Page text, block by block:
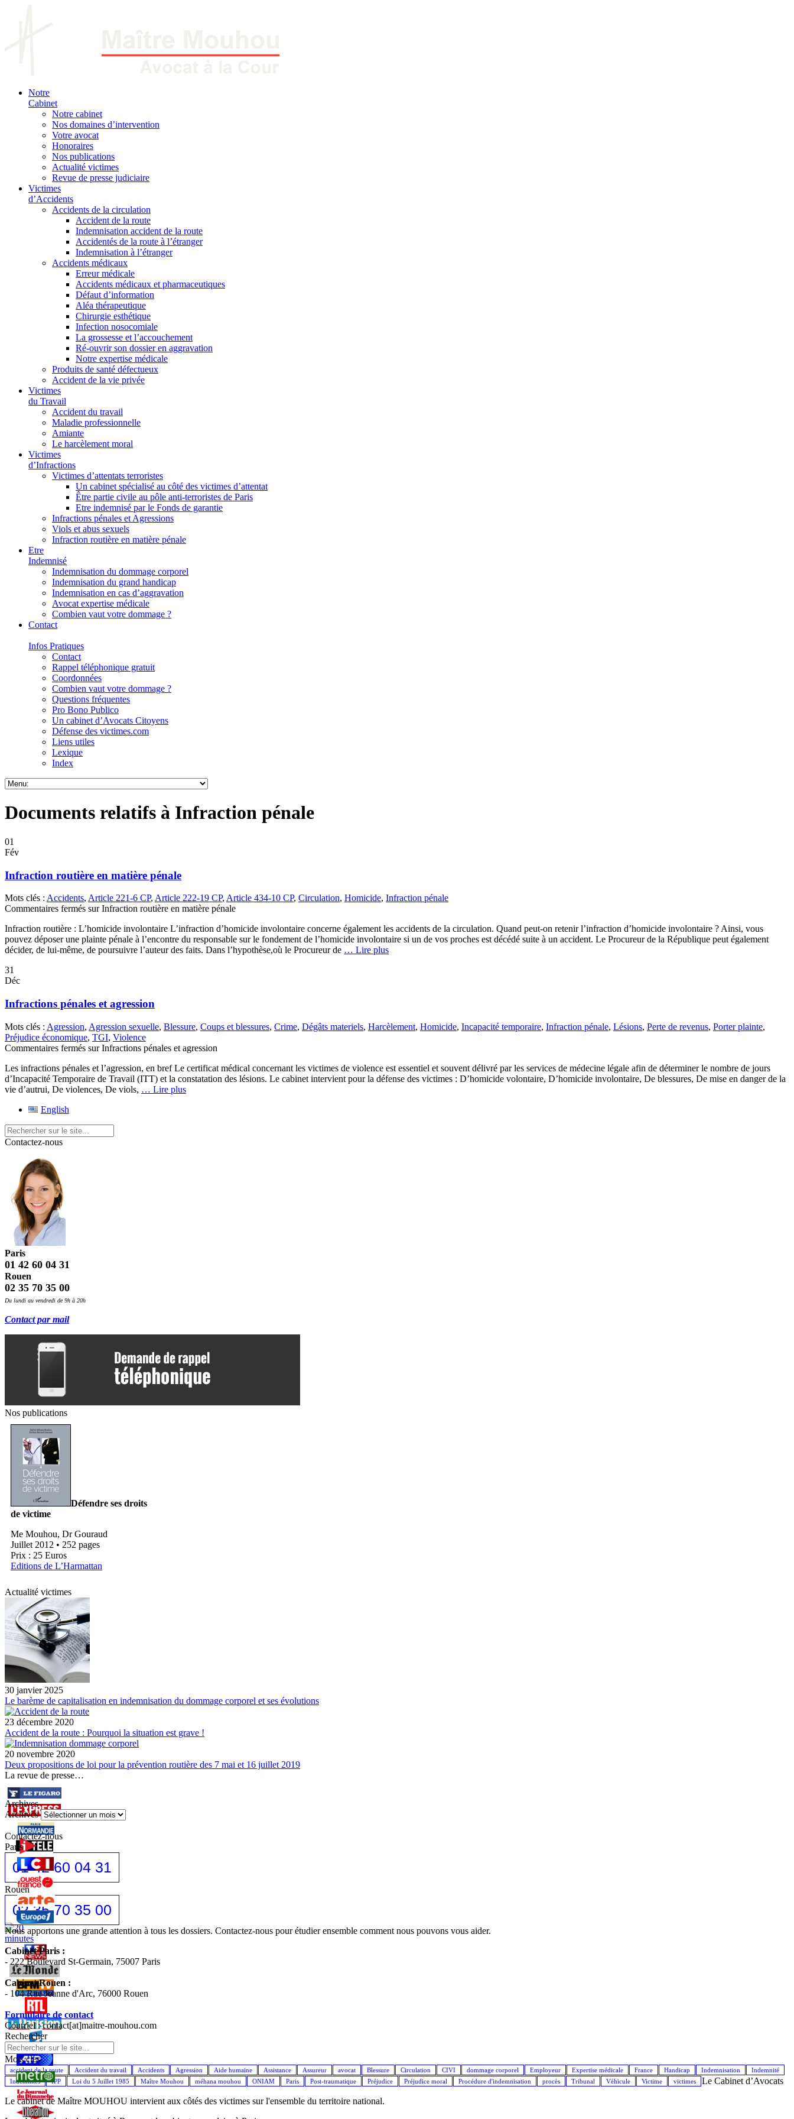
Notre
Cabinet
Notre cabinet
Nos domaines d’intervention
Votre avocat
Honoraires
Nos publications
Actualité victimes
Revue de presse judiciaire
Victimes
d’Accidents
Accidents de la circulation
Accident de la route
Indemnisation accident de la route
Accidentés de la route à l’étranger
Indemnisation à l’étranger
Accidents médicaux
Erreur médicale
Accidents médicaux et pharmaceutiques
Défaut d’information
Aléa thérapeutique
Chirurgie esthétique
Infection nosocomiale
La grossesse et l’accouchement
Ré-ouvrir son dossier en aggravation
Notre expertise médicale
Produits de santé défectueux
Accident de la vie privée
Victimes
du Travail
Accident du travail
Maladie professionnelle
Amiante
Le harcèlement moral
Victimes
d’Infractions
Victimes d’attentats terroristes
Un cabinet spécialisé au côté des victimes d’attentat
Être partie civile au pôle anti-terroristes de Paris
Etre indemnisé par le Fonds de garantie
Infractions pénales et Agressions
Viols et abus sexuels
Infraction routière en matière pénale
Etre
Indemnisé
Indemnisation du dommage corporel
Indemnisation du grand handicap
Indemnisation en cas d’aggravation
Avocat expertise médicale
Combien vaut votre dommage ?
Contact
Infos Pratiques
Contact
Rappel téléphonique gratuit
Coordonnées
Combien vaut votre dommage ?
Questions fréquentes
Pro Bono Publico
Un cabinet d’Avocats Citoyens
Défense des victimes.com
Liens utiles
Lexique
Index
Documents relatifs à Infraction pénale
01
Fév
Infraction routière en matière pénale
Mots clés : Accidents, Article 221-6 CP, Article 222-19 CP, Article 434-10 CP, Circulation, Homicide, Infraction pénale
Commentaires fermés sur Infraction routière en matière pénale
Infraction routière : L’homicide involontaire L’infraction d’homicide involontaire concerne également les accidents de la circulation. Quand peut-on retenir l’infraction d’homicide involontaire ? Ainsi, vous
pouvez déposer une plainte pénale à l’encontre du responsable sur le fondement de l’homicide involontaire si un de vos proches est décédé suite à un accident. Le Procureur de la République peut également
décider, de lui-même, de poursuivre l’auteur des faits. Dans l’hypothèse,où le Procureur de … Lire plus
31
Déc
Infractions pénales et agression
Mots clés : Agression, Agression sexuelle, Blessure, Coups et blessures, Crime, Dégâts materiels, Harcèlement, Homicide, Incapacité temporaire, Infraction pénale, Lésions, Perte de revenus, Porter plainte,
Préjudice économique, TGI, Violence
Commentaires fermés sur Infractions pénales et agression
Les infractions pénales et l’agression, en bref Le certificat médical concernant les victimes de violence est essentiel et souvent délivré par les services de médecine légale afin de déterminer le nombre de jours
d’Incapacité Temporaire de Travail (ITT) et la constatation des lésions. Le cabinet intervient pour la défense des victimes : D’homicide volontaire, D’homicide involontaire, De blessures, De mise en danger de la
vie d’autrui, De violences, De viols, … Lire plus
English
Contactez-nous
Paris
01 42 60 04 31
Rouen
02 35 70 35 00
Du lundi au vendredi de 9h à 20h
Contact par mail
Nos publications
Défendre ses droits
de victime
Me Mouhou, Dr Gouraud
Juillet 2012 • 252 pages
Prix : 25 Euros
Editions de L’Harmattan
Actualité victimes
30 janvier 2025
Le barème de capitalisation en indemnisation du dommage corporel et ses évolutions
23 décembre 2020
Accident de la route : Pourquoi la situation est grave !
20 novembre 2020
Deux propositions de loi pour la prévention routière des 7 mai et 16 juillet 2019
La revue de presse…
Archives
Archives
Contactez-nous
Paris
01 42 60 04 31
Rouen
02 35 70 35 00
Nous apportons une grande attention à tous les dossiers. Contactez-nous pour étudier ensemble comment nous pouvons vous aider.
Cabinet Paris :
- 222 Boulevard St-Germain, 75007 Paris
Cabinet Rouen :
- 104 Rue Jeanne d'Arc, 76000 Rouen
Formulaire de contact
Courriel : contact[at]maitre-mouhou.com
Rechercher
Mots cles
accident de la route Accident du travail Accidents Agression Aide humaine Assistance Assureur avocat Blessure Circulation CIVI dommage corporel Employeur Expertise médicale France Handicap Indemnisation
Indemnité
Indemnités
IPP Loi du 5 Juillet 1985 Maître Mouhou méhana mouhou ONIAM Paris Post-traumatique Préjudice Préjudice moral Procédure d'indemnisation procès Tribunal Véhicule Victime victimes
Le Cabinet d’Avocats
Le cabinet de Maître MOUHOU intervient aux côtés des victimes sur l'ensemble du territoire national.